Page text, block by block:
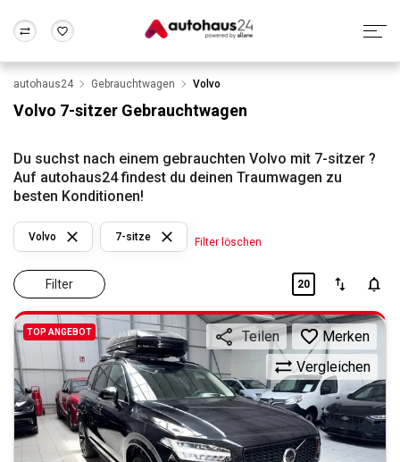
Wir bewerten dein Auto
Alle Fragen & Antworten
Rund um die Inzahlungnahme
Frankfurt Wuppertal
autohaus24 Gebrauchtwagen Volvo
Volvo 7-sitzer Gebrauchtwagen
Du suchst nach einem gebrauchten Volvo mit 7-sitzer ?
Auf autohaus24 findest du deinen Traumwagen zu
besten Konditionen!
Filter
Volvo 7-sitze Filter löschen
20
TOP ANGEBOT
Vergleichen
Teilen Merken